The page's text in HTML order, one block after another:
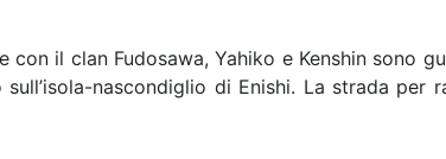
il clan Fudosawa, Yahiko e Kenshin sono
nascondiglio di Enishi. La strada per